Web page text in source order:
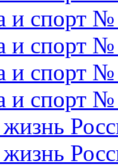
и спорт
и спорт
и спорт
и спорт
жизнь
жизнь